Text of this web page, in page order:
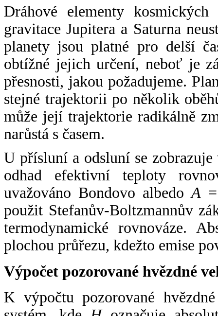
Dráhové elementy
gravitace Jupitera a Saturna
planety jsou platné pro delší
obtížné jejich určení, neboť je
přesnosti, jakou požadujeme.
stejné trajektorii po několik
může její trajektorie radikálně
narůstá s časem.
U přísluní a odsluní se
odhad efektivní teploty
uvažováno Bondovo albedoA
použit Stefanův-Boltzmannův
termodynamické rovnováze.
plochou průřezu, kdežto emise
Výpočet pozorované hvězdné
K výpočtu pozorované